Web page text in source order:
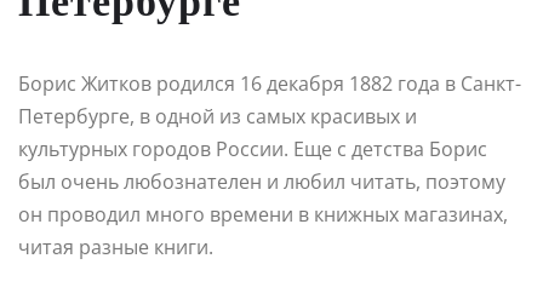
Борис Житков родился 16 декабря 1882 года в Санкт-
Петербурге, в одной из самых красивых и
культурных городов России. Еще с детства Борис
был очень любознателен и любил читать, поэтому
он проводил много времени в книжных магазинах,
читая разные книги.